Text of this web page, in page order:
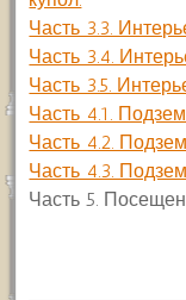
Часть 3.3.
Часть 3.4.
Часть 3.5.
Часть 4.1.
Часть 4.2.
Часть 4.3.
Часть 5.